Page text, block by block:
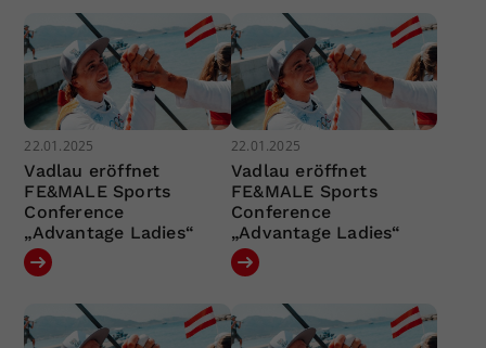
22.01.2025
Vadlau eröffnet
FE&MALE Sports
Conference
„Advantage Ladies“
22.01.2025
Vadlau eröffnet
FE&MALE Sports
Conference
„Advantage Ladies“